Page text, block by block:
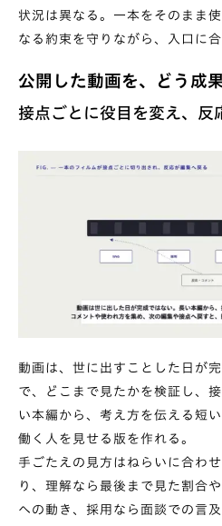
状況は異なる。一本をそのまま
なる約束を守りながら、入口に
公開した動画を、どう成
接点ごとに役目を変え、反
動画は、世に出すことした日が
で、どこまで見たかを検証し、
い本編から、考え方を伝える短
働く人を見せる版を作れる。
手ごたえの見方はねらいに合わ
り、理解なら最後まで見た割合
への動き、採用なら面談での言